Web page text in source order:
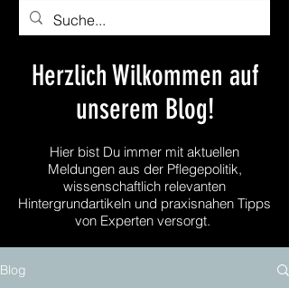
Herzlich Wilkommen auf
unserem Blog!
Hier bist Du immer mit aktuellen
Meldungen aus der Pflegepolitik,
wissenschaftlich relevanten
Hintergrundartikeln und praxisnahen Tipps
von Experten versorgt.
Blog